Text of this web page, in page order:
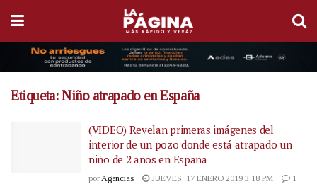
Etiqueta:Niño atrapado en España
(VIDEO) Revelan primeras imágenes del
interior de un pozo donde está atrapado un
niño de 2 años en España
por Agencias JUEVES, 17 ENERO 2019 3:18 PM 1